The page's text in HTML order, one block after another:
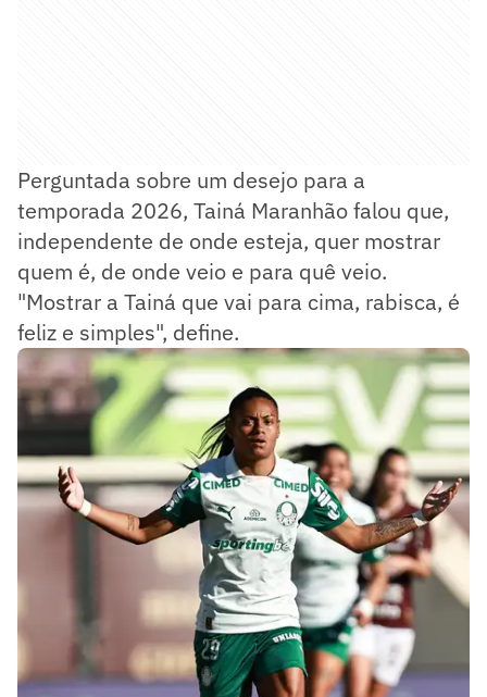
Perguntada sobre um desejo para a
temporada 2026, Tainá Maranhão falou que,
independente de onde esteja, quer mostrar
quem é, de onde veio e para quê veio.
"Mostrar a Tainá que vai para cima, rabisca, é
feliz e simples", define.